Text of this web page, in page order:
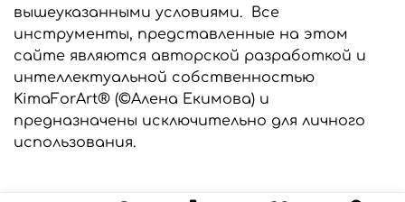
вышеуказанными условиями. Все
инструменты, представленные на этом
сайте являются авторской разработкой и
интеллектуальной собственностью
KimaForArt® (©Алена Екимова) и
предназначены исключительно для личного
использования.